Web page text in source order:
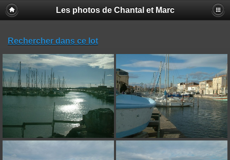
Les photos de Chantal et Marc
Rechercher dans ce lot